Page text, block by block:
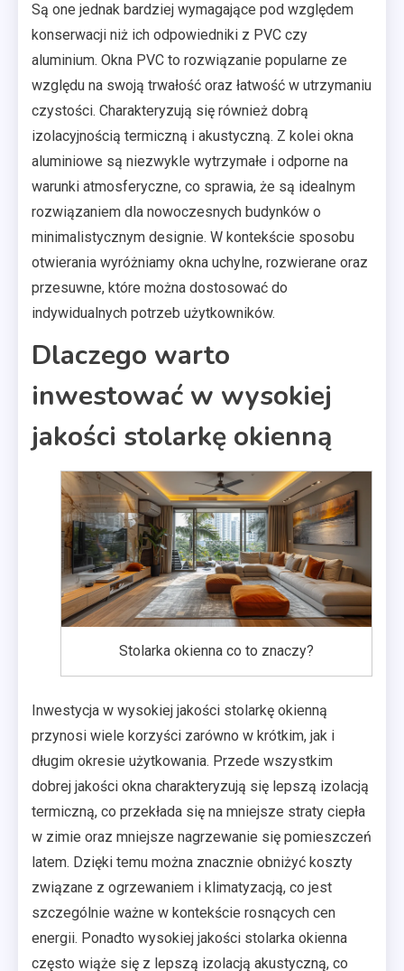
Są one jednak bardziej wymagające pod względem
konserwacji niż ich odpowiedniki z PVC czy
aluminium. Okna PVC to rozwiązanie popularne ze
względu na swoją trwałość oraz łatwość w utrzymaniu
czystości. Charakteryzują się również dobrą
izolacyjnością termiczną i akustyczną. Z kolei okna
aluminiowe są niezwykle wytrzymałe i odporne na
warunki atmosferyczne, co sprawia, że są idealnym
rozwiązaniem dla nowoczesnych budynków o
minimalistycznym designie. W kontekście sposobu
otwierania wyróżniamy okna uchylne, rozwierane oraz
przesuwne, które można dostosować do
indywidualnych potrzeb użytkowników.
Dlaczego warto
inwestować w wysokiej
jakości stolarkę okienną
Stolarka okienna co to znaczy?
Inwestycja w wysokiej jakości stolarkę okienną
przynosi wiele korzyści zarówno w krótkim, jak i
długim okresie użytkowania. Przede wszystkim
dobrej jakości okna charakteryzują się lepszą izolacją
termiczną, co przekłada się na mniejsze straty ciepła
w zimie oraz mniejsze nagrzewanie się pomieszczeń
latem. Dzięki temu można znacznie obniżyć koszty
związane z ogrzewaniem i klimatyzacją, co jest
szczególnie ważne w kontekście rosnących cen
energii. Ponadto wysokiej jakości stolarka okienna
często wiąże się z lepszą izolacją akustyczną, co